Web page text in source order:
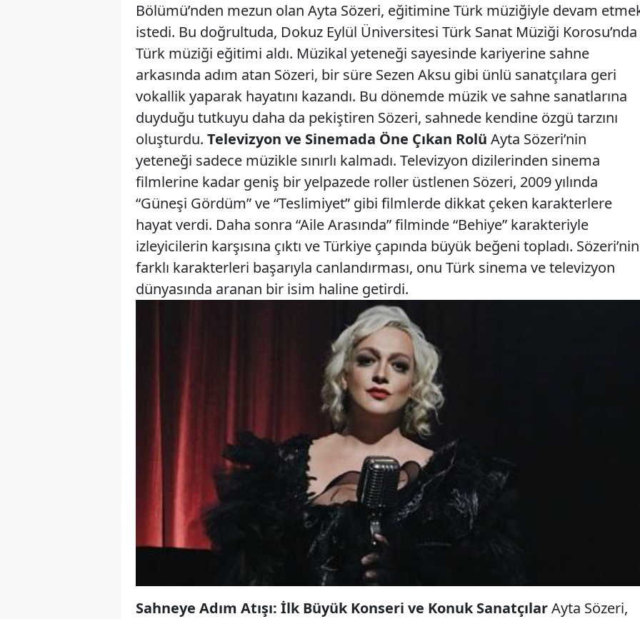
Bölümü’nden mezun olan Ayta Sözeri, eğitimine Türk müziğiyle devam
istedi. Bu doğrultuda, Dokuz Eylül Üniversitesi Türk Sanat Müziği Korosu’nda
Türk müziği eğitimi aldı. Müzikal yeteneği sayesinde kariyerine sahne
arkasında adım atan Sözeri, bir süre Sezen Aksu gibi ünlü sanatçılara geri
vokallik yaparak hayatını kazandı. Bu dönemde müzik ve sahne sanatlarına
duyduğu tutkuyu daha da pekiştiren Sözeri, sahnede kendine özgü tarzını
oluşturdu. Televizyon ve Sinemada Öne Çıkan Rolü Ayta Sözeri’nin
yeteneği sadece müzikle sınırlı kalmadı. Televizyon dizilerinden sinema
filmlerine kadar geniş bir yelpazede roller üstlenen Sözeri, 2009 yılında
“Güneşi Gördüm” ve “Teslimiyet” gibi filmlerde dikkat çeken karakterlere
hayat verdi. Daha sonra “Aile Arasında” filminde “Behiye” karakteriyle
izleyicilerin karşısına çıktı ve Türkiye çapında büyük beğeni topladı. Sözeri’nin
farklı karakterleri başarıyla canlandırması, onu Türk sinema ve televizyon
dünyasında aranan bir isim haline getirdi.
Sahneye Adım Atışı: İlk Büyük Konseri ve Konuk SanatçılarAyta Sözeri,